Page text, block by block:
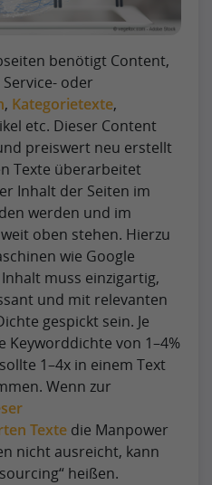
benötigt Content,
oder
, Kategorietexte,
etc. Dieser Content
preiswert neu erstellt
Texte überarbeitet
Inhalt der Seiten im
werden und im
oben stehen. Hierzu
wie Google
muss einzigartig,
und mit relevanten
gespickt sein. Je
Keyworddichte von 1–4%
1–4x in einem Text
Wenn zur
Texte die Manpower
nicht ausreicht, kann
heißen.